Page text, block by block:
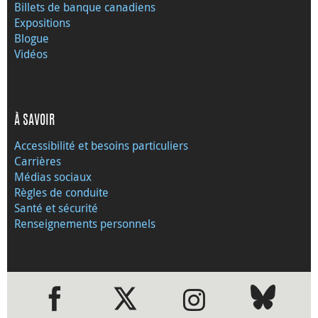
Billets de banque canadiens
Expositions
Blogue
Vidéos
À SAVOIR
Accessibilité et besoins particuliers
Carrières
Médias sociaux
Règles de conduite
Santé et sécurité
Renseignements personnels